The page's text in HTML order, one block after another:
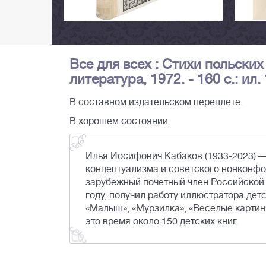
Все для всех : Стихи
литература, 1972. - 160 с.:
В составном издательском переплете.
В хорошем состоянии.
Илья Иосифович Кабаков (1933-2023)
концептуализма и советского
зарубежный почетный член
году, получил работу иллюстратора
«Малыш», «Мурзилка», «Веселые
это время около 150 детских книг.